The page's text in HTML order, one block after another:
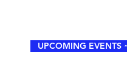
UPCOMING EVENTS